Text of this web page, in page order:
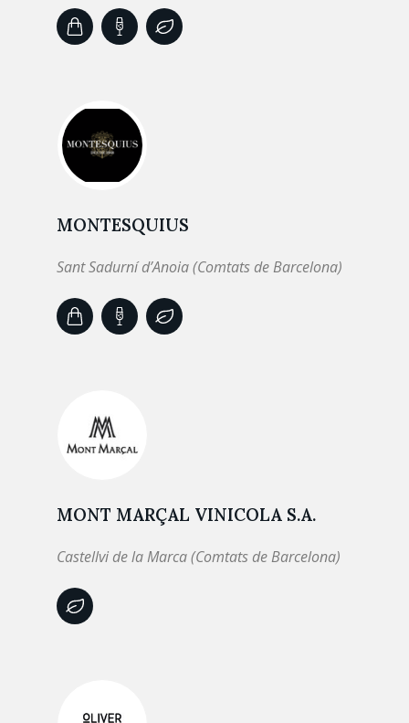
MONTESQUIUS
Sant Sadurní d’Anoia (Comtats de Barcelona)
MONT MARÇAL VINICOLA S.A.
Castellvi de la Marca (Comtats de Barcelona)